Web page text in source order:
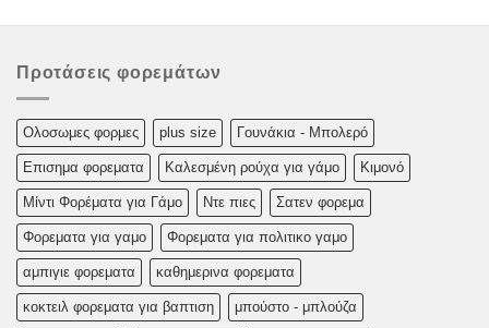
Προτάσεις φορεμάτων
Oλoσωμες φoρμες plus size Γουνάκια - Μπολερό
Επισημα φορεματα Καλεσμένη ρούχα για γάμο Κιμονό
Μίντι Φορέματα για Γάμο Ντε πιες Σατεν φορεμα
Φορεματα για γαμο Φορεματα για πολιτικο γαμο
αμπιγιε φορεματα καθημερινα φορεματα
κοκτειλ φορεματα για βαπτιση μπούστο - μπλούζα